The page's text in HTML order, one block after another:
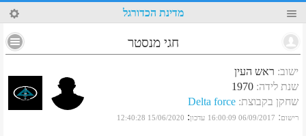
44 מדינת הכדורגל
חגי מנסטר
ישוב: ראש העין
שנת לידה:
1970
שחקן בקבוצת:
Delta force
רישום:
06/09/2017 16:00:09 עדכון:
15/06/2020 12:40:28